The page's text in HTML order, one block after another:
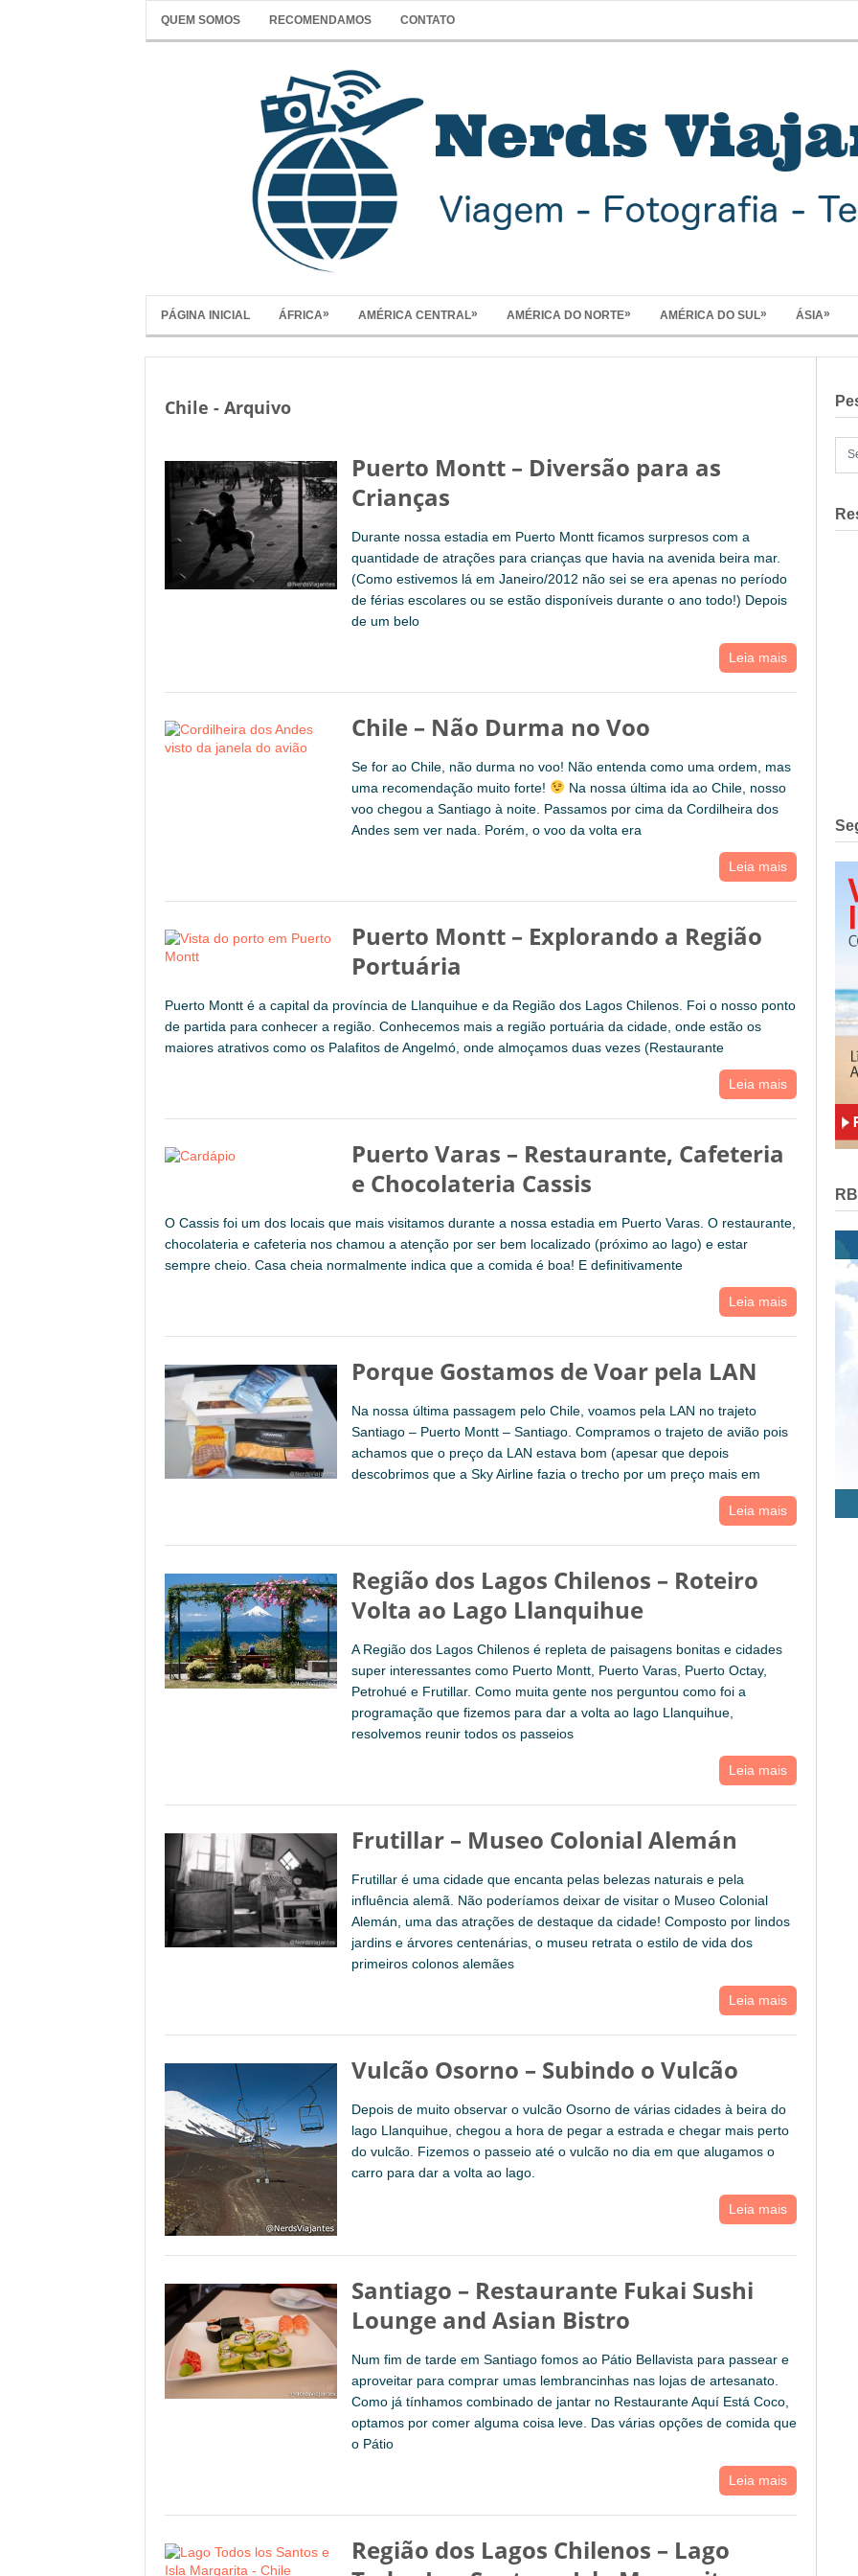
QUEM SOMOS RECOMENDAMOS CONTATO
PÁGINA INICIAL ÁFRICA» AMÉRICA CENTRAL» AMÉRICA DO NORTE» AMÉRICA DO SUL» ÁSIA»
Chile - Arquivo
Puerto Montt – Diversão para as
Crianças
Durante nossa estadia em Puerto Montt ficamos surpresos com a
quantidade de atrações para crianças que havia na avenida beira mar.
(Como estivemos lá em Janeiro/2012 não sei se era apenas no período
de férias escolares ou se estão disponíveis durante o ano todo!) Depois
de um belo
Leia mais
Chile – Não Durma no Voo
Se for ao Chile, não durma no voo! Não entenda como uma ordem, mas
uma recomendação muito forte!
Na nossa última ida ao Chile, nosso
voo chegou a Santiago à noite. Passamos por cima da Cordilheira dos
Andes sem ver nada. Porém, o voo da volta era
Leia mais
Puerto Montt – Explorando a Região
Portuária
Puerto Montt é a capital da província de Llanquihue e da Região dos Lagos Chilenos. Foi o nosso ponto
de partida para conhecer a região. Conhecemos mais a região portuária da cidade, onde estão os
maiores atrativos como os Palafitos de Angelmó, onde almoçamos duas vezes (Restaurante
Leia mais
Puerto Varas – Restaurante, Cafeteria
e Chocolateria Cassis
O Cassis foi um dos locais que mais visitamos durante a nossa estadia em Puerto Varas. O restaurante,
chocolateria e cafeteria nos chamou a atenção por ser bem localizado (próximo ao lago) e estar
sempre cheio. Casa cheia normalmente indica que a comida é boa! E definitivamente
Leia mais
Porque Gostamos de Voar pela LAN
Na nossa última passagem pelo Chile, voamos pela LAN no trajeto
Santiago – Puerto Montt – Santiago. Compramos o trajeto de avião pois
achamos que o preço da LAN estava bom (apesar que depois
descobrimos que a Sky Airline fazia o trecho por um preço mais em
Leia mais
Região dos Lagos Chilenos – Roteiro
Volta ao Lago Llanquihue
A Região dos Lagos Chilenos é repleta de paisagens bonitas e cidades
super interessantes como Puerto Montt, Puerto Varas, Puerto Octay,
Petrohué e Frutillar. Como muita gente nos perguntou como foi a
programação que fizemos para dar a volta ao lago Llanquihue,
resolvemos reunir todos os passeios
Leia mais
Frutillar – Museo Colonial Alemán
Frutillar é uma cidade que encanta pelas belezas naturais e pela
influência alemã. Não poderíamos deixar de visitar o Museo Colonial
Alemán, uma das atrações de destaque da cidade! Composto por lindos
jardins e árvores centenárias, o museu retrata o estilo de vida dos
primeiros colonos alemães
Leia mais
Vulcão Osorno – Subindo o Vulcão
Depois de muito observar o vulcão Osorno de várias cidades à beira do
lago Llanquihue, chegou a hora de pegar a estrada e chegar mais perto
do vulcão. Fizemos o passeio até o vulcão no dia em que alugamos o
carro para dar a volta ao lago.
Leia mais
Santiago – Restaurante Fukai Sushi
Lounge and Asian Bistro
Num fim de tarde em Santiago fomos ao Pátio Bellavista para passear e
aproveitar para comprar umas lembrancinhas nas lojas de artesanato.
Como já tínhamos combinado de jantar no Restaurante Aquí Está Coco,
optamos por comer alguma coisa leve. Das várias opções de comida que
o Pátio
Leia mais
Região dos Lagos Chilenos – Lago